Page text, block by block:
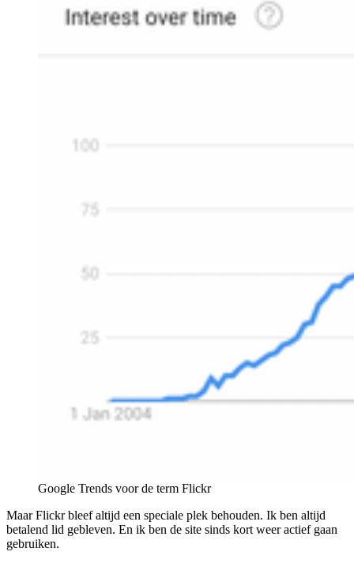
Google Trends voor de term Flickr
Maar Flickr bleef altijd een speciale plek behouden. Ik ben altijd
betalend lid gebleven. En ik ben de site sinds kort weer actief gaan
gebruiken.